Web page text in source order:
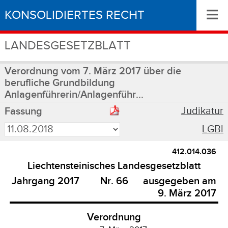
KONSOLIDIERTES RECHT
LANDESGESETZBLATT
≡
Verordnung vom 7. März 2017 über die
berufliche Grundbildung
Anlagenführerin/Anlagenführ...
Fassung
Judikatur
LGBl